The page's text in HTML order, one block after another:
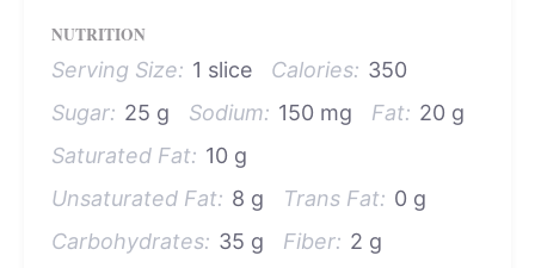
NUTRITION
Serving Size: 1 slice Calories: 350
Sugar: 25 g Sodium: 150 mg Fat: 20 g
Saturated Fat: 10 g
Unsaturated Fat: 8 g Trans Fat: 0 g
Carbohydrates: 35 g Fiber: 2 g